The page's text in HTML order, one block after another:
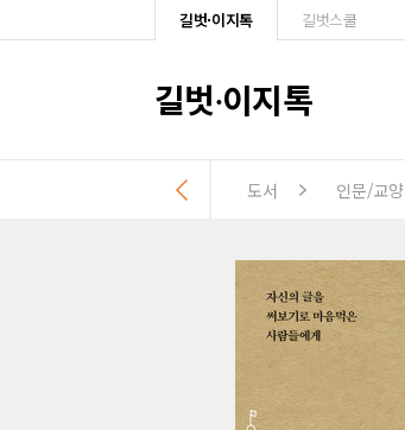
길벗·이지톡 길벗스쿨
길벗·이지톡
도서 인문/교양